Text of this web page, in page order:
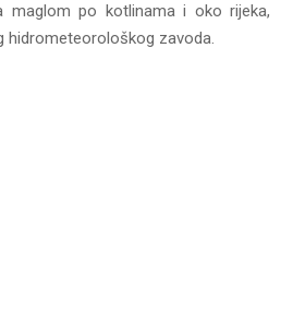
maglom po kotlinama i oko rijeka,
hidrometeorološkog zavoda.